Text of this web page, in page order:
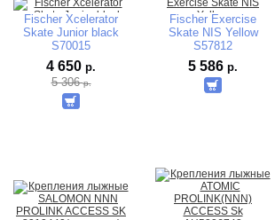
Fischer Xcelerator
Skate Junior black
S70015
4 650 р.
5 306р.
Fischer Exercise
Skate NIS Yellow
S57812
5 586 р.